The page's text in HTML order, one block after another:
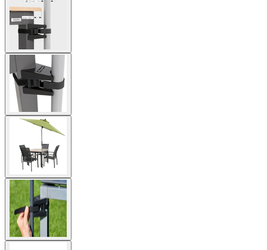
larger
image
View
larger
image
View
View
larger
image